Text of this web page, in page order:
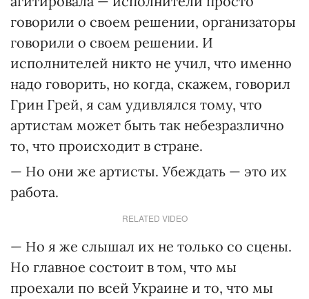
говорили о своем решении, организаторы
говорили о своем решении. И
исполнителей никто не учил, что именно
надо говорить, но когда, скажем, говорил
Грин Грей, я сам удивлялся тому, что
артистам может быть так небезразлично
то, что происходит в стране.
— Но они же артисты. Убеждать — это их
работа.
RELATED VIDEO
— Но я же слышал их не только со сцены.
Но главное состоит в том, что мы
проехали по всей Украине и то, что мы